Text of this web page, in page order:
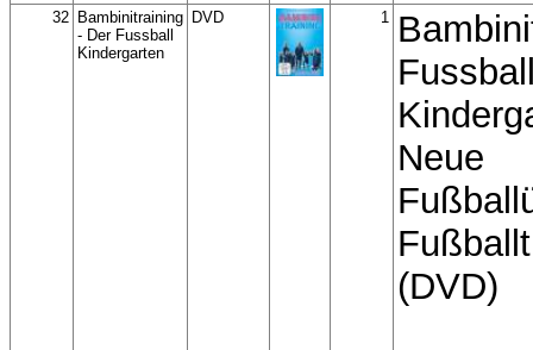
32 Bambinitraining
- Der Fussball
Kindergarten
DVD 1
Neue
(DVD)